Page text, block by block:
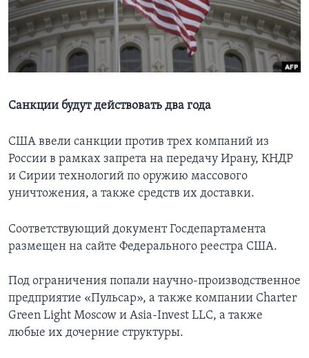
Learning English
СОЦИАЛЬНЫЕ СЕТИ
Санкции будут действовать два года
США ввели санкции против трех компаний из
России в рамках запрета на передачу Ирану, КНДР
и Сирии технологий по оружию массового
уничтожения, а также средств их доставки.
Соответствующий документ Госдепартамента
размещен на сайте Федерального реестра США.
Под ограничения попали научно-производственное
предприятие «Пульсар», а также компании Charter
Green Light Moscow и Asia-Invest LLC, а также
любые их дочерние структуры.